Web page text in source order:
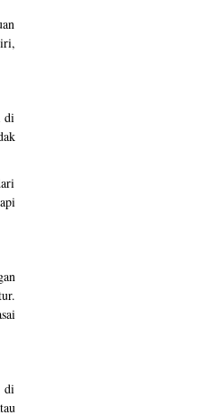
di
di